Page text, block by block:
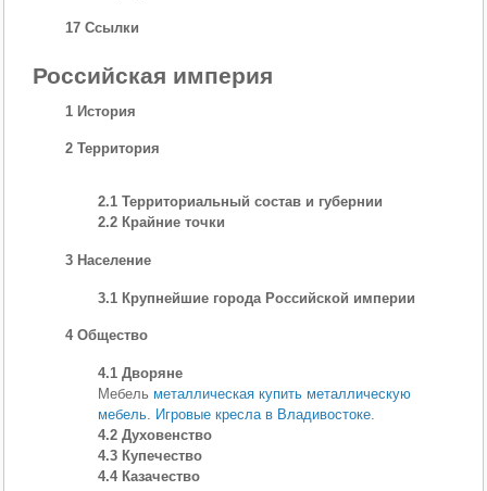
17 Ссылки
Российская империя
1 История
2 Территория
2.1 Территориальный состав и губернии
2.2 Крайние точки
3 Население
3.1 Крупнейшие города Российской империи
4 Общество
4.1 Дворяне
Мебель металлическая купить металлическую
мебель
Игровые кресла в Владивостоке
4.2 Духовенство
4.3 Купечество
4.4 Казачество